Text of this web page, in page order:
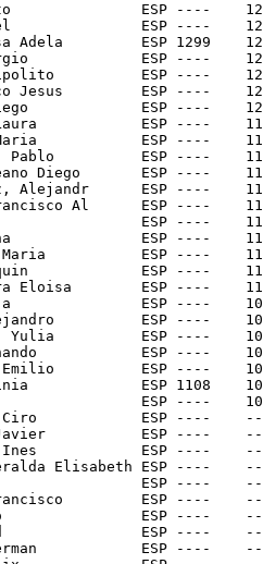
ESP ----
ESP ----    1271
Adela         ESP 1299
ESP ----
ESP ----
Jesus         ESP ----
ESP ----
ESP ----
ESP ----
Pablo          ESP ----
Diego       ESP ----
Alejandr      ESP ----
Al      ESP ----
ESP ----
ESP ----
Maria           ESP ----
ESP ----
Eloisa        ESP ----
ESP ----
ESP ----
Yulia          ESP ----
ESP ----
Emilio          ESP ----
ESP 1108
ESP ----
Ciro            ESP ----
ESP ----    ----
Ines            ESP ----    ----
Elisabeth ESP ----
ESP ----
ESP ----
ESP ----
ESP ----    ----
ESP ----